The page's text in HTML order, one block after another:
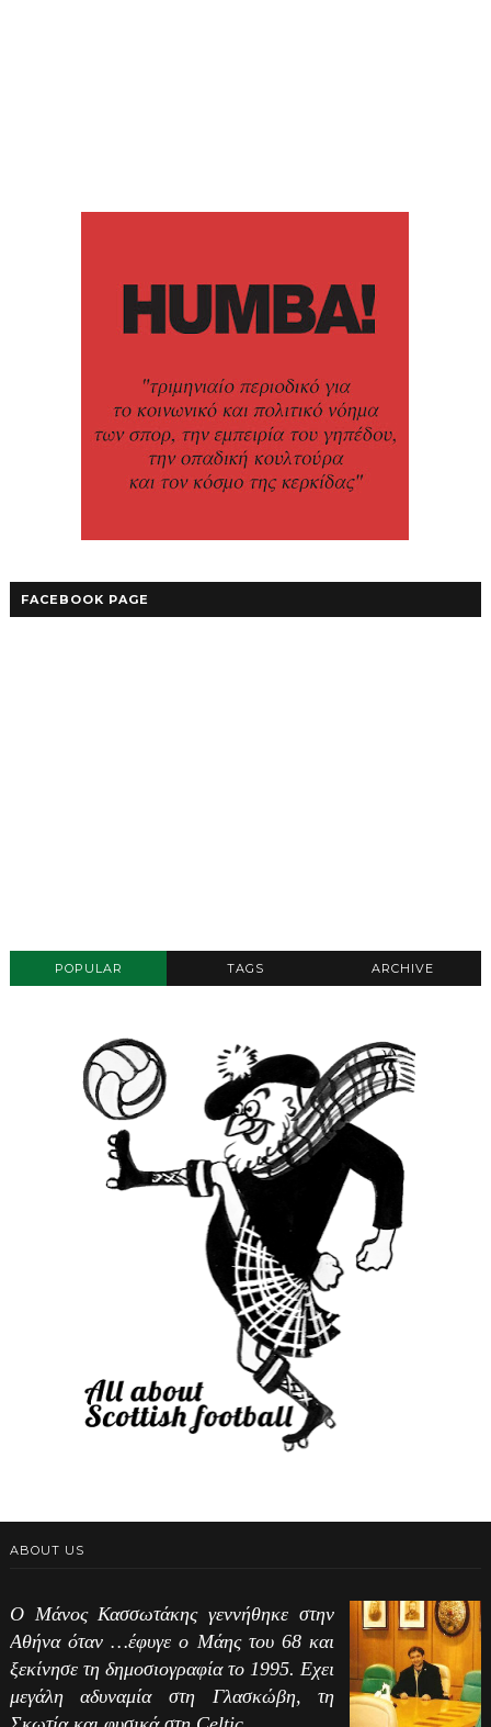
FACEBOOK PAGE
POPULAR TAGS ARCHIVE
ABOUT US
Ο Μάνος Κασσωτάκης γεννήθηκε στην
Αθήνα όταν …έφυγε ο Μάης του 68 και
ξεκίνησε τη δημοσιογραφία το 1995. Εχει
μεγάλη αδυναμία στη Γλασκώβη, τη